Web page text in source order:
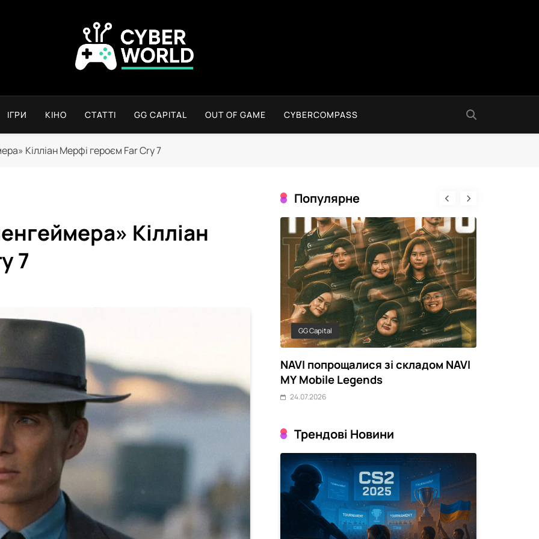
Сyber World
ІГРИ КІНО СТАТТІ GG CAPITAL OUT OF GAME CYBERCOMPASS
Кілліан Мерфі героєм Far Cry 7
Кілліан
7
Популярне
NRG здобули
Чому українська сцена CS2
переживає новий підйом
24.07.2026
GG Capital
NAVI попрощалися зі складом NAVI
MY Mobile Legends
24.07.2026
Трендові Новини